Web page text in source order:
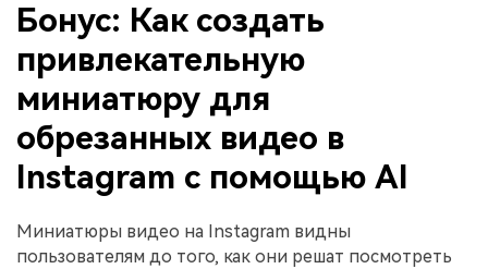
Бонус: Как создать
привлекательную
миниатюру для
обрезанных видео в
Instagram с помощью AI
Миниатюры видео на Instagram видны
пользователям до того, как они решат посмотреть